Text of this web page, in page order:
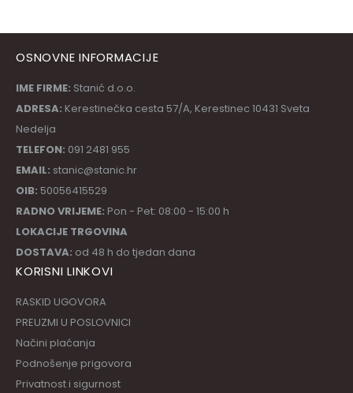
OSNOVNE INFORMACIJE
IME FIRME: Stanić d.o.o.
ADRESA: Kerestinečka cesta 57/A, Kerestinec 10431 Sveta
Nedelja
TELEFON: 091 2481 955
EMAIL: stanic@stanic.hr
OIB: 50056415529
RADNO VRIJEME: Pon - Pet: 08:00 - 15:00 h
LOKACIJE TRGOVINA
DOSTAVA: od 48 h do tjedan dana
KORISNI LINKOVI
RASKID UGOVORA
PREUZMI U POSLOVNICI
Načini plaćanja
Podnošenje prigovora
Privatnost i sigurnost